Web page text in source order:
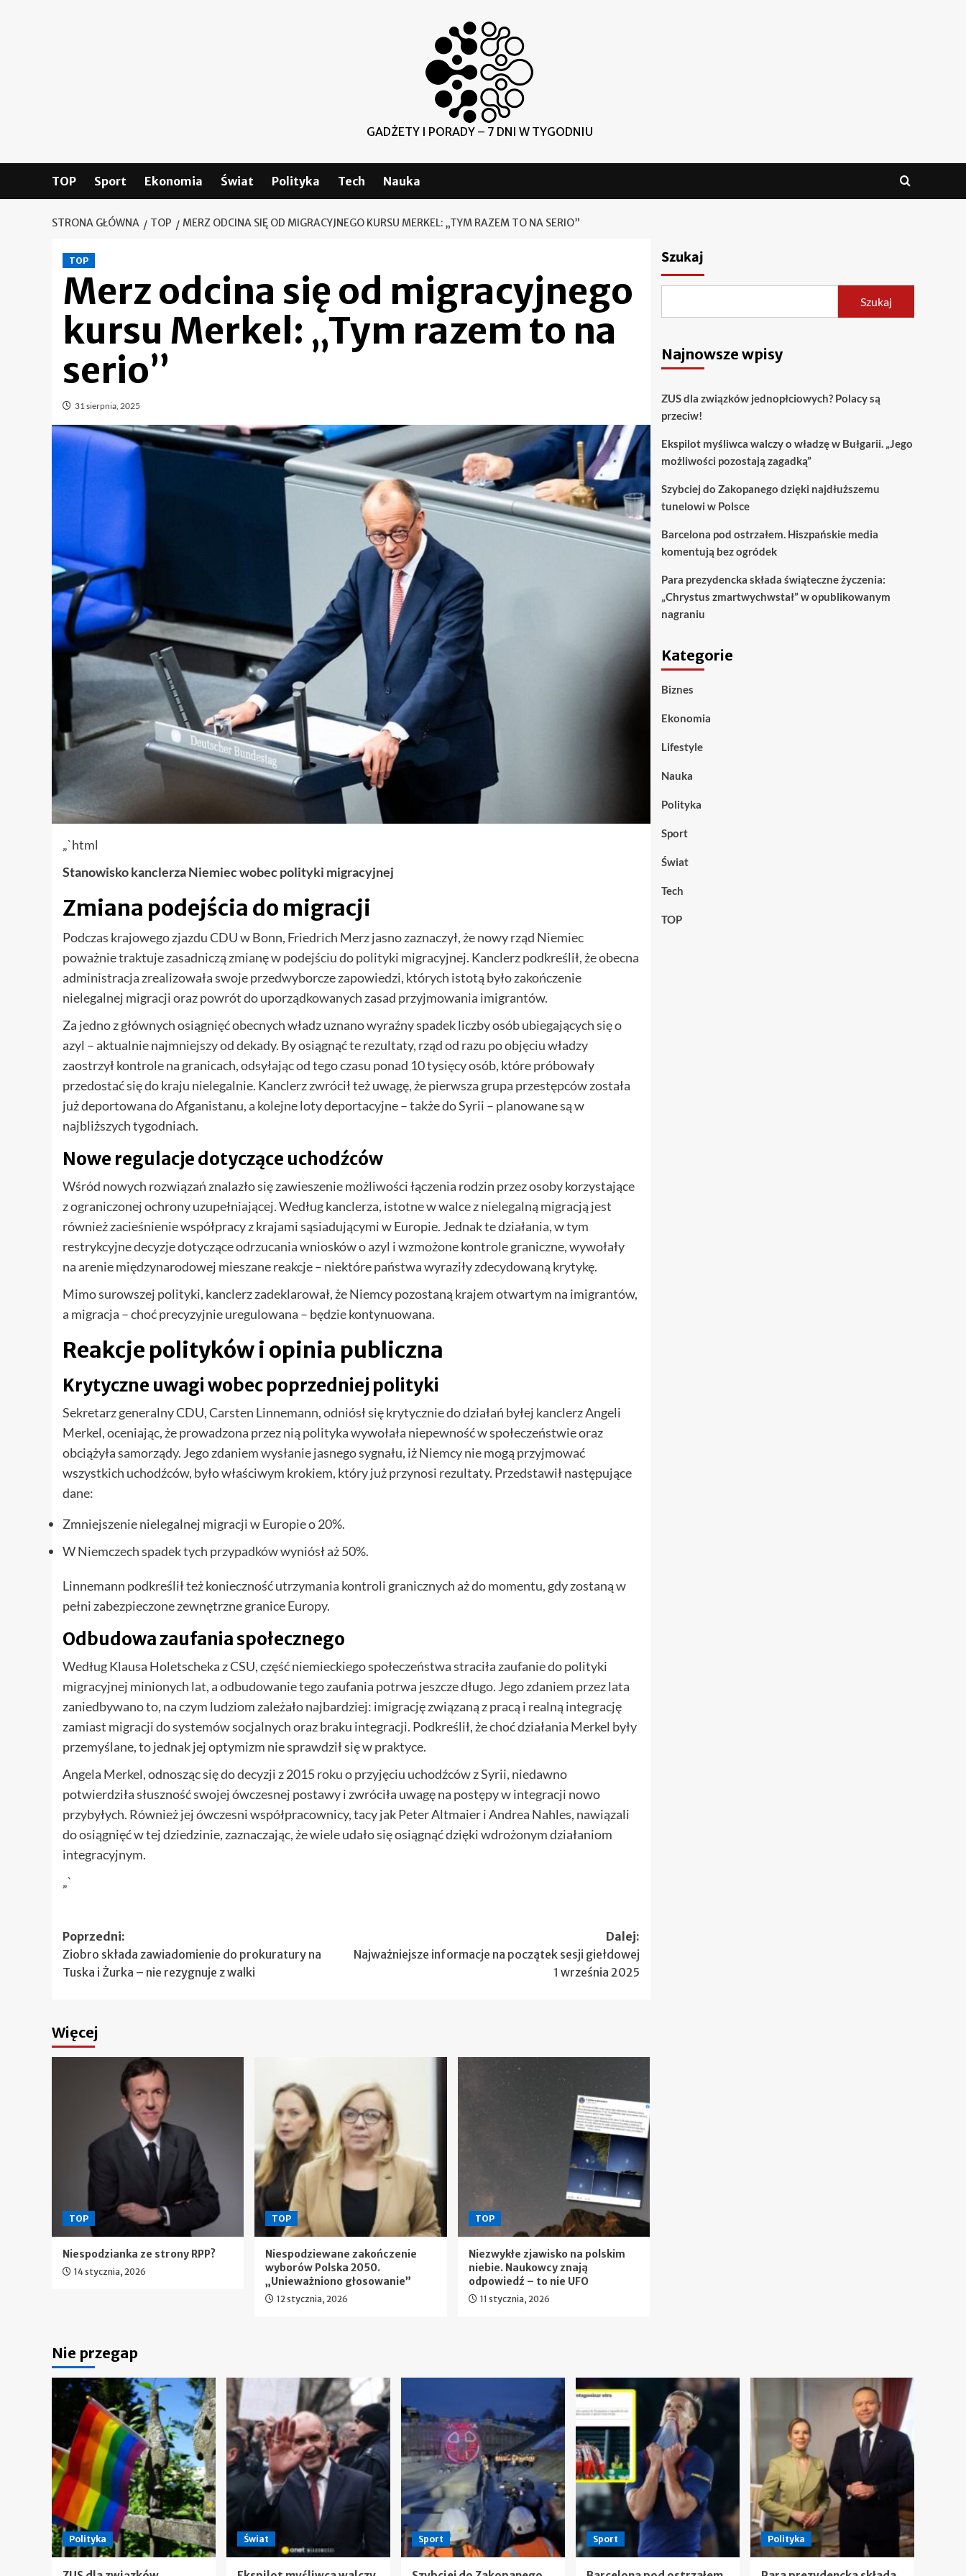
GADŻETY I PORADY – 7 DNI W TYGODNIU
TOP Sport Ekonomia Świat Polityka Tech Nauka
STRONA GŁÓWNA TOP MERZ ODCINA SIĘ OD MIGRACYJNEGO KURSU MERKEL: „TYM RAZEM TO NA SERIO”
TOP
Merz odcina się od migracyjnego
kursu Merkel: „Tym razem to na
serio”
31 sierpnia, 2025
„`html
Stanowisko kanclerza Niemiec wobec polityki migracyjnej
Zmiana podejścia do migracji
Podczas krajowego zjazdu CDU w Bonn, Friedrich Merz jasno zaznaczył, że nowy rząd Niemiec
poważnie traktuje zasadniczą zmianę w podejściu do polityki migracyjnej. Kanclerz podkreślił, że obecna
administracja zrealizowała swoje przedwyborcze zapowiedzi, których istotą było zakończenie
nielegalnej migracji oraz powrót do uporządkowanych zasad przyjmowania imigrantów.
Za jedno z głównych osiągnięć obecnych władz uznano wyraźny spadek liczby osób ubiegających się o
azyl – aktualnie najmniejszy od dekady. By osiągnąć te rezultaty, rząd od razu po objęciu władzy
zaostrzył kontrole na granicach, odsyłając od tego czasu ponad 10 tysięcy osób, które próbowały
przedostać się do kraju nielegalnie. Kanclerz zwrócił też uwagę, że pierwsza grupa przestępców została
już deportowana do Afganistanu, a kolejne loty deportacyjne – także do Syrii – planowane są w
najbliższych tygodniach.
Nowe regulacje dotyczące uchodźców
Wśród nowych rozwiązań znalazło się zawieszenie możliwości łączenia rodzin przez osoby korzystające
z ograniczonej ochrony uzupełniającej. Według kanclerza, istotne w walce z nielegalną migracją jest
również zacieśnienie współpracy z krajami sąsiadującymi w Europie. Jednak te działania, w tym
restrykcyjne decyzje dotyczące odrzucania wniosków o azyl i wzmożone kontrole graniczne, wywołały
na arenie międzynarodowej mieszane reakcje – niektóre państwa wyraziły zdecydowaną krytykę.
Mimo surowszej polityki, kanclerz zadeklarował, że Niemcy pozostaną krajem otwartym na imigrantów,
a migracja – choć precyzyjnie uregulowana – będzie kontynuowana.
Reakcje polityków i opinia publiczna
Krytyczne uwagi wobec poprzedniej polityki
Sekretarz generalny CDU, Carsten Linnemann, odniósł się krytycznie do działań byłej kanclerz Angeli
Merkel, oceniając, że prowadzona przez nią polityka wywołała niepewność w społeczeństwie oraz
obciążyła samorządy. Jego zdaniem wysłanie jasnego sygnału, iż Niemcy nie mogą przyjmować
wszystkich uchodźców, było właściwym krokiem, który już przynosi rezultaty. Przedstawił następujące
dane:
Zmniejszenie nielegalnej migracji w Europie o 20%.
W Niemczech spadek tych przypadków wyniósł aż 50%.
Linnemann podkreślił też konieczność utrzymania kontroli granicznych aż do momentu, gdy zostaną w
pełni zabezpieczone zewnętrzne granice Europy.
Odbudowa zaufania społecznego
Według Klausa Holetscheka z CSU, część niemieckiego społeczeństwa straciła zaufanie do polityki
migracyjnej minionych lat, a odbudowanie tego zaufania potrwa jeszcze długo. Jego zdaniem przez lata
zaniedbywano to, na czym ludziom zależało najbardziej: imigrację związaną z pracą i realną integrację
zamiast migracji do systemów socjalnych oraz braku integracji. Podkreślił, że choć działania Merkel były
przemyślane, to jednak jej optymizm nie sprawdził się w praktyce.
Angela Merkel, odnosząc się do decyzji z 2015 roku o przyjęciu uchodźców z Syrii, niedawno
potwierdziła słuszność swojej ówczesnej postawy i zwróciła uwagę na postępy w integracji nowo
przybyłych. Również jej ówczesni współpracownicy, tacy jak Peter Altmaier i Andrea Nahles, nawiązali
do osiągnięć w tej dziedzinie, zaznaczając, że wiele udało się osiągnąć dzięki wdrożonym działaniom
integracyjnym.
„`
Zobacz
wpisy
Poprzedni:
Ziobro składa zawiadomienie do prokuratury na
Tuska i Żurka – nie rezygnuje z walki
Dalej:
Najważniejsze informacje na początek sesji giełdowej
1 września 2025
Więcej
TOP
Niespodzianka ze strony RPP?
14 stycznia, 2026
TOP
Niespodziewane zakończenie
wyborów Polska 2050.
„Unieważniono głosowanie”
12 stycznia, 2026
TOP
Niezwykłe zjawisko na polskim
niebie. Naukowcy znają
odpowiedź – to nie UFO
11 stycznia, 2026
Szukaj
Szukaj
Najnowsze wpisy
ZUS dla związków jednopłciowych? Polacy są
przeciw!
Ekspilot myśliwca walczy o władzę w Bułgarii. „Jego
możliwości pozostają zagadką”
Szybciej do Zakopanego dzięki najdłuższemu
tunelowi w Polsce
Barcelona pod ostrzałem. Hiszpańskie media
komentują bez ogródek
Para prezydencka składa świąteczne życzenia:
„Chrystus zmartwychwstał” w opublikowanym
nagraniu
Kategorie
Biznes
Ekonomia
Lifestyle
Nauka
Polityka
Sport
Świat
Tech
TOP
Nie przegap
Polityka Świat Sport Sport Polityka